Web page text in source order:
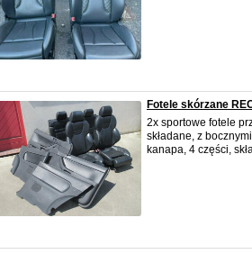
Fotele skórzane
2x sportowe fotele
składane, z
kanapa, 4 części,